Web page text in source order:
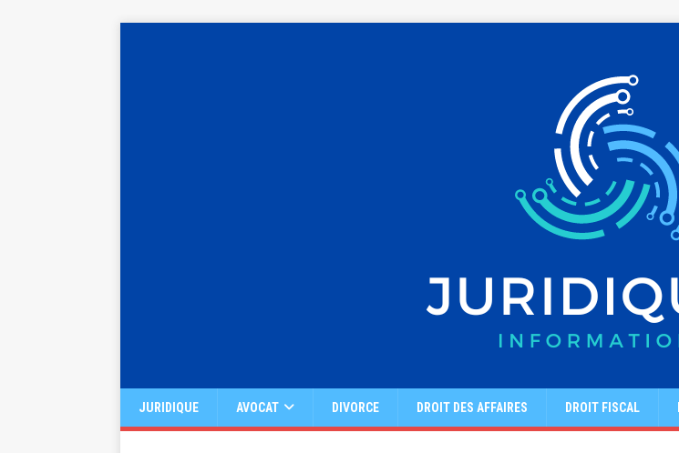
JURIDIQUE AVOCAT DIVORCE DROIT DES AFFAIRES DROIT FISCAL